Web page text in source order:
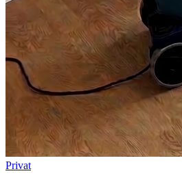
Privat